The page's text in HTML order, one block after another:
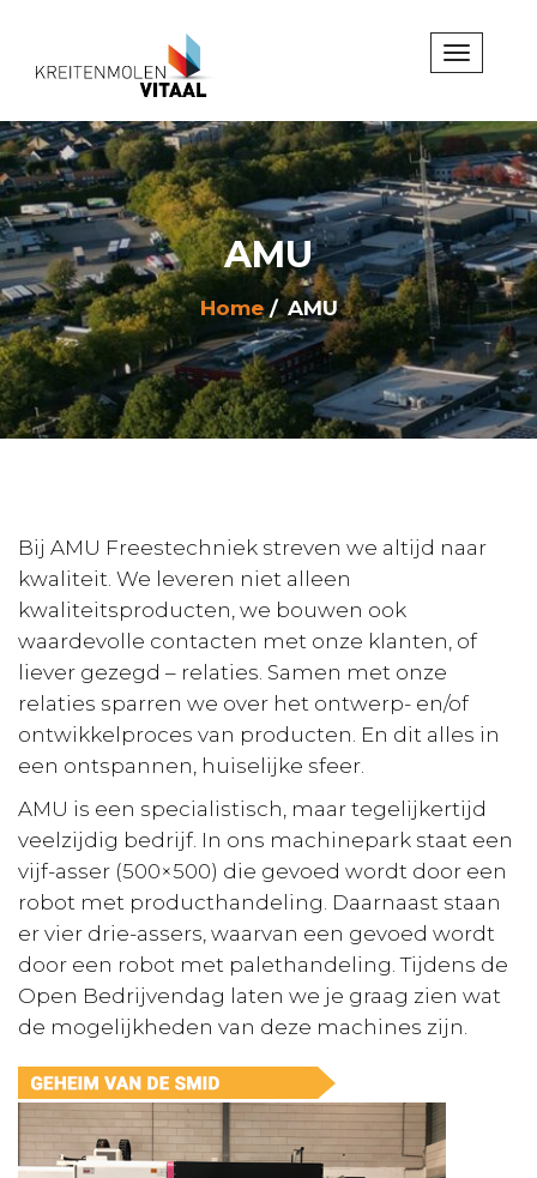
AMU
Home AMU
Bij AMU Freestechniek streven we altijd naar
kwaliteit. We leveren niet alleen
kwaliteitsproducten, we bouwen ook
waardevolle contacten met onze klanten, of
liever gezegd – relaties. Samen met onze
relaties sparren we over het ontwerp- en/of
ontwikkelproces van producten. En dit alles in
een ontspannen, huiselijke sfeer.
AMU is een specialistisch, maar tegelijkertijd
veelzijdig bedrijf. In ons machinepark staat een
vijf-asser (500×500) die gevoed wordt door een
robot met producthandeling. Daarnaast staan
er vier drie-assers, waarvan een gevoed wordt
door een robot met palethandeling. Tijdens de
Open Bedrijvendag laten we je graag zien wat
de mogelijkheden van deze machines zijn.